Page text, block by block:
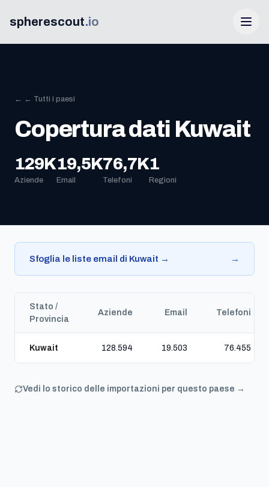
spherescout.io
Accedi
← ← Tutti i paesi
Copertura dati Kuwait
129K
Aziende
19,5K
Email
76,7K
Telefoni
1
Regioni
Sfoglia le liste email di Kuwait → →
Stato /
Provincia
Aziende Email Telefoni
Kuwait 128.594 19.503 76.455
Vedi lo storico delle importazioni per questo paese →